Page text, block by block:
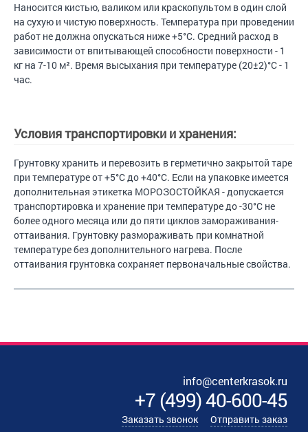
Наносится кистью, валиком или краскопультом в один слой
на сухую и чистую поверхность. Температура при проведении
работ не должна опускаться ниже +5°C. Средний расход в
зависимости от впитывающей способности поверхности - 1
кг на 7-10 м². Время высыхания при температуре (20±2)°C - 1
час.
Условия транспортировки и хранения:
Грунтовку хранить и перевозить в герметично закрытой таре
при температуре от +5°C до +40°C. Если на упаковке имеется
дополнительная этикетка МОРОЗОСТОЙКАЯ - допускается
транспортировка и хранение при температуре до -30°C не
более одного месяца или до пяти циклов замораживания-
оттаивания. Грунтовку размораживать при комнатной
температуре без дополнительного нагрева. После
оттаивания грунтовка сохраняет первоначальные свойства.
info@centerkrasok.ru
+7(499)40-600-45
Заказать звонок Отправить заказ